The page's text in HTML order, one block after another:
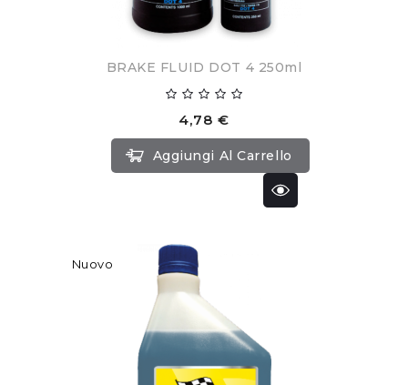
BRAKE FLUID DOT 4 250ml
4,78 €
Aggiungi Al Carrello
Nuovo